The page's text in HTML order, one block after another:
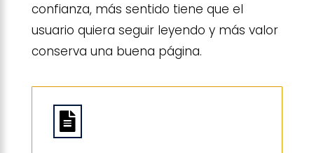
confianza, más sentido tiene que el
usuario quiera seguir leyendo y más valor
conserva una buena página.
